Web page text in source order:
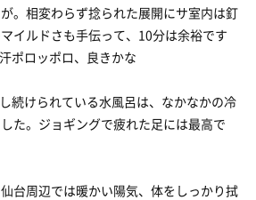
。相変わらず捻られた展開にサ室内は釘
イルドさも手伝って、10分は余裕です
ポロッポロ、良きかな
続けられている水風呂は、なかなかの冷
た。ジョギングで疲れた足には最高で
台周辺では暖かい陽気、体をしっかり拭